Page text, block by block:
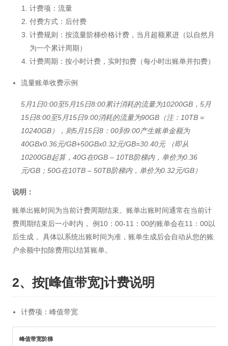
计费项：流量
付费方式：后付费
计费规则：按流量阶梯价格计费，当月超额累进（以自然月
为一个累计周期）
计费周期：按小时计费，实时扣费（每小时出账单并扣费）
流量账单收费示例
5月1日0:00至5月15日8:00累计消耗的流量为10200GB，5月
15日8:00至5月15日9:00消耗的流量为90GB（注：10TB =
10240GB），则5月15日8：00到9:00产生账单金额为
40GBx0.36元/GB+50GBx0.32元/GB=30.40元 （即从
10200GB起算，40G在0GB – 10TB阶梯内，单价为0.36
元/GB；50G在10TB – 50TB阶梯内，单价为0.32元/GB）
说明：
账单出账时间为当前计费周期结束。账单出账时间通常在当前计
费周期结束后一小时内， 例10：00-11：00的账单会在11：00以
后生成， 具体以系统出账时间为准，账单生成后会自动从您的账
户余额中扣除费用以结算账单。
2、按[峰值带宽]计费说明
计费项：峰值带宽
峰值带宽阶梯